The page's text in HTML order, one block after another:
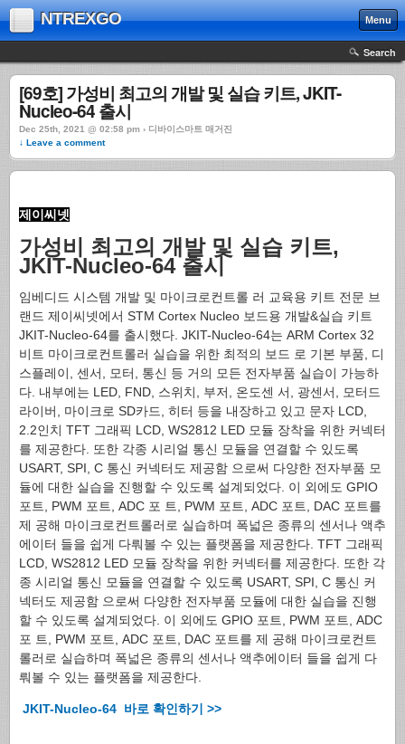
NTREXGO Menu
Search
[69호] 가성비 최고의 개발 및 실습 키트, JKIT-
Nucleo-64 출시
Dec 25th, 2021 @ 02:58 pm › 디바이스마트 매거진
↓ Leave a comment
제이씨넷
가성비 최고의 개발 및 실습 키트,
JKIT-Nucleo-64 출시
임베디드 시스템 개발 및 마이크로컨트롤 러 교육용 키트 전문 브
랜드 제이씨넷에서 STM Cortex Nucleo 보드용 개발&실습 키트
JKIT-Nucleo-64를 출시했다. JKIT-Nucleo-64는 ARM Cortex 32
비트 마이크로컨트롤러 실습을 위한 최적의 보드 로 기본 부품, 디
스플레이, 센서, 모터, 통신 등 거의 모든 전자부품 실습이 가능하
다. 내부에는 LED, FND, 스위치, 부저, 온도센 서, 광센서, 모터드
라이버, 마이크로 SD카드, 히터 등을 내장하고 있고 문자 LCD,
2.2인치 TFT 그래픽 LCD, WS2812 LED 모듈 장착을 위한 커넥터
를 제공한다. 또한 각종 시리얼 통신 모듈을 연결할 수 있도록
USART, SPI, C 통신 커넥터도 제공함 으로써 다양한 전자부품 모
듈에 대한 실습을 진행할 수 있도록 설계되었다. 이 외에도 GPIO
포트, PWM 포트, ADC 포 트, PWM 포트, ADC 포트, DAC 포트를
제 공해 마이크로컨트롤러로 실습하며 폭넓은 종류의 센서나 액추
에이터 들을 쉽게 다뤄볼 수 있는 플랫폼을 제공한다. TFT 그래픽
LCD, WS2812 LED 모듈 장착을 위한 커넥터를 제공한다. 또한 각
종 시리얼 통신 모듈을 연결할 수 있도록 USART, SPI, C 통신 커
넥터도 제공함 으로써 다양한 전자부품 모듈에 대한 실습을 진행
할 수 있도록 설계되었다. 이 외에도 GPIO 포트, PWM 포트, ADC
포 트, PWM 포트, ADC 포트, DAC 포트를 제 공해 마이크로컨트
롤러로 실습하며 폭넓은 종류의 센서나 액추에이터 들을 쉽게 다
뤄볼 수 있는 플랫폼을 제공한다.
JKIT-Nucleo-64 바로 확인하기 >>